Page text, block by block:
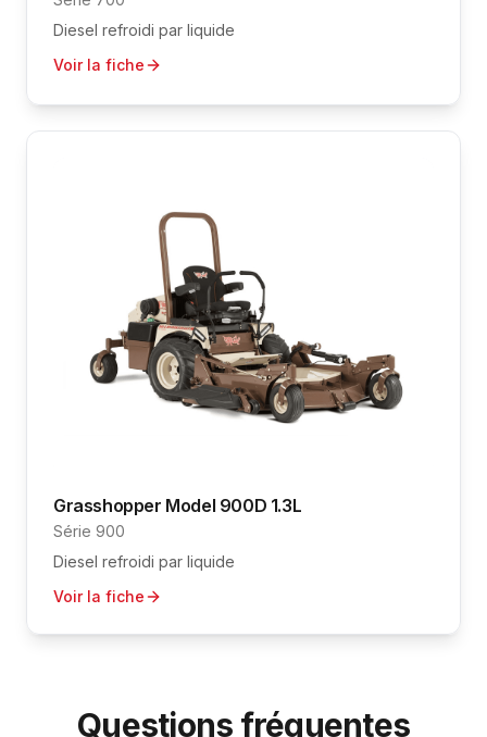
Diesel refroidi par liquide
Voir la fiche
Grasshopper Model 900D 1.3L
Série 900
Diesel refroidi par liquide
Voir la fiche
Questions fréquentes